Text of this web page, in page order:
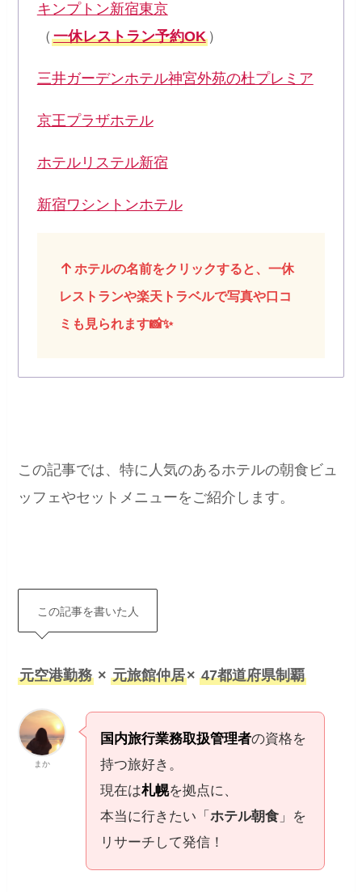
キンプトン新宿東京
（ 一休レストラン予約OK）
三井ガーデンホテル神宮外苑の杜プレミア
京王プラザホテル
ホテルリステル新宿
新宿ワシントンホテル
ホテルの名前をクリックすると、一休
レストランや楽天トラベルで写真や口コ
ミも見られます📸✨
この記事では、特に人気のあるホテルの朝食ビュ
ッフェやセットメニューをご紹介します。
この記事を書いた人
元空港勤務 ×元旅館仲居×47都道府県制覇
まか
国内旅行業務取扱管理者の資格を
持つ旅好き。
現在は札幌を拠点に、
本当に行きたい「ホテル朝食 」を
リサーチして発信！